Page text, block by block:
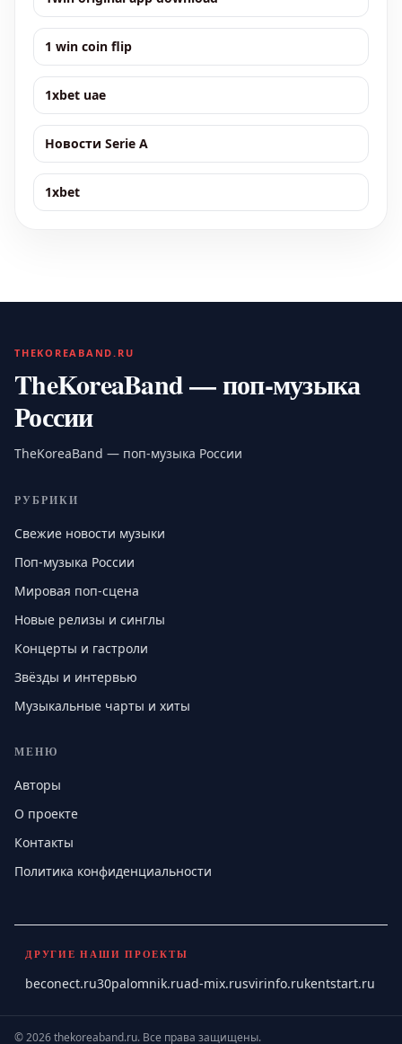
1 win coin flip
1xbet uae
Новости Serie A
1xbet
THEKOREABAND.RU
TheKoreaBand — поп-музыка
России
TheKoreaBand — поп-музыка России
РУБРИКИ
Свежие новости музыки
Поп-музыка России
Мировая поп-сцена
Новые релизы и синглы
Концерты и гастроли
Звёзды и интервью
Музыкальные чарты и хиты
МЕНЮ
Авторы
О проекте
Контакты
Политика конфиденциальности
ДРУГИЕ НАШИ ПРОЕКТЫ
beconect.ru30palomnik.ruad-mix.rusvirinfo.rukentstart.ru
©2026thekoreaband.ru. Все права защищены.